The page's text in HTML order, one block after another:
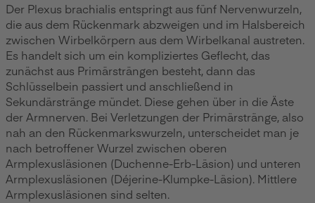
Der Plexus brachialis entspringt aus fünf Nervenwurzeln,
die aus dem Rückenmark abzweigen und im Halsbereich
zwischen Wirbelkörpern aus dem Wirbelkanal austreten.
Es handelt sich um ein kompliziertes Geflecht, das
zunächst aus Primärsträngen besteht, dann das
Schlüsselbein passiert und anschließend in
Sekundärstränge mündet. Diese gehen über in die Äste
der Armnerven. Bei Verletzungen der Primärstränge, also
nah an den Rückenmarkswurzeln, unterscheidet man je
nach betroffener Wurzel zwischen oberen
Armplexusläsionen (Duchenne-Erb-Läsion) und unteren
Armplexusläsionen (Déjerine-Klumpke-Läsion). Mittlere
Armplexusläsionen sind selten.